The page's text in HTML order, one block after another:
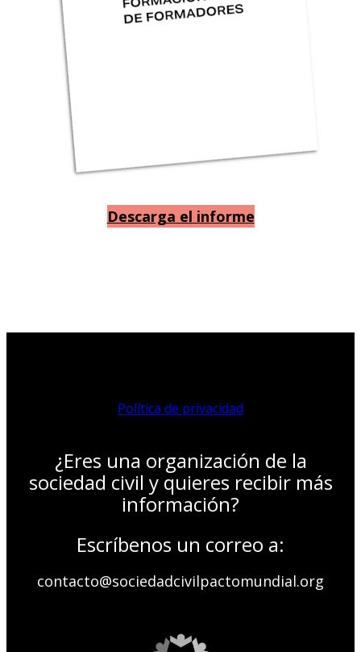
Descarga el informe
Política de privacidad
¿Eres una organización de la
sociedad civil y quieres recibir más
información?
Escríbenos un correo a:
contacto@sociedadcivilpactomundial.org